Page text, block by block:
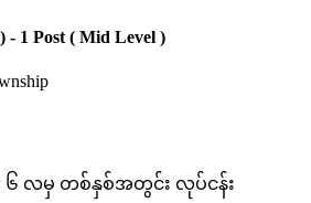
- 1 Post ( Mid Level )
၆ လမှ တစ်နှစ်အတွင်း လုပ်ငန်း